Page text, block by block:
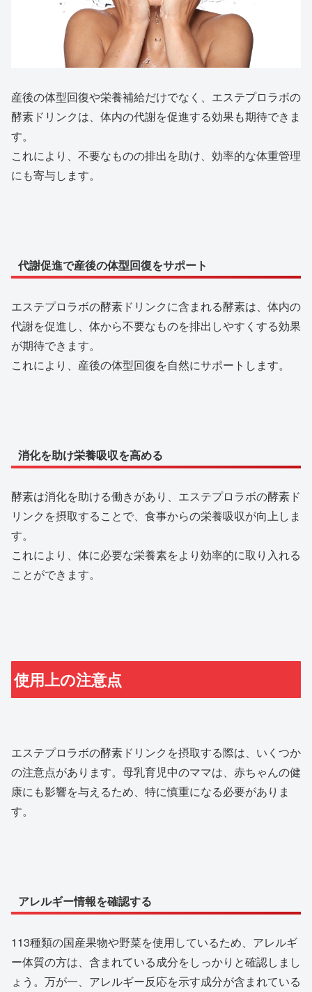
産後の体型回復や栄養補給だけでなく、エステプロラボの
酵素ドリンクは、体内の代謝を促進する効果も期待できま
す。
これにより、不要なものの排出を助け、効率的な体重管理
にも寄与します。
代謝促進で産後の体型回復をサポート
エステプロラボの酵素ドリンクに含まれる酵素は、体内の
代謝を促進し、体から不要なものを排出しやすくする効果
が期待できます。
これにより、産後の体型回復を自然にサポートします。
消化を助け栄養吸収を高める
酵素は消化を助ける働きがあり、エステプロラボの酵素ド
リンクを摂取することで、食事からの栄養吸収が向上しま
す。
これにより、体に必要な栄養素をより効率的に取り入れる
ことができます。
使用上の注意点
エステプロラボの酵素ドリンクを摂取する際は、いくつか
の注意点があります。母乳育児中のママは、赤ちゃんの健
康にも影響を与えるため、特に慎重になる必要がありま
す。
アレルギー情報を確認する
113種類の国産果物や野菜を使用しているため、アレルギ
ー体質の方は、含まれている成分をしっかりと確認しまし
ょう。万が一、アレルギー反応を示す成分が含まれている